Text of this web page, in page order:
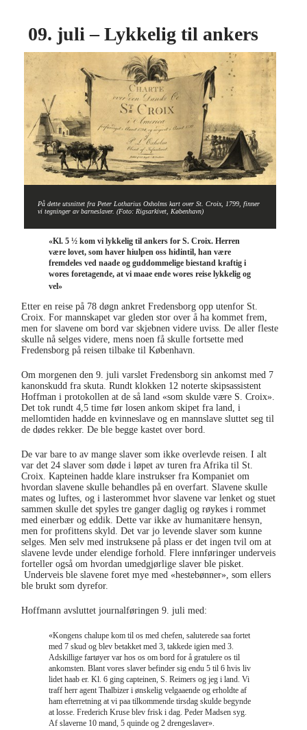
09. juli – Lykkelig til ankers
På dette utsnittet fra Peter Lotharius Oxholms kart over St. Croix, 1799, finner
vi tegninger av barneslaver. (Foto: Rigsarkivet, København)
«Kl. 5 ½ kom vi lykkelig til ankers for S. Croix. Herren
være lovet, som haver hiulpen oss hidintil, han være
fremdeles ved naade og guddommelige biestand kraftig i
wores foretagende, at vi maae ende wores reise lykkelig og
vel»
Etter en reise på 78 døgn ankret Fredensborg opp utenfor St.
Croix. For mannskapet var gleden stor over å ha kommet frem,
men for slavene om bord var skjebnen videre uviss. De aller fleste
skulle nå selges videre, mens noen få skulle fortsette med
Fredensborg på reisen tilbake til København.
Om morgenen den 9. juli varslet Fredensborg sin ankomst med 7
kanonskudd fra skuta. Rundt klokken 12 noterte skipsassistent
Hoffman i protokollen at de så land «som skulde være S. Croix».
Det tok rundt 4,5 time før losen ankom skipet fra land, i
mellomtiden hadde en kvinneslave og en mannslave sluttet seg til
de dødes rekker. De ble begge kastet over bord.
De var bare to av mange slaver som ikke overlevde reisen. I alt
var det 24 slaver som døde i løpet av turen fra Afrika til St.
Croix. Kapteinen hadde klare instrukser fra Kompaniet om
hvordan slavene skulle behandles på en overfart. Slavene skulle
mates og luftes, og i lasterommet hvor slavene var lenket og stuet
sammen skulle det spyles tre ganger daglig og røykes i rommet
med einerbær og eddik. Dette var ikke av humanitære hensyn,
men for profittens skyld. Det var jo levende slaver som kunne
selges. Men selv med instruksene på plass er det ingen tvil om at
slavene levde under elendige forhold. Flere innføringer underveis
forteller også om hvordan umedgjørlige slaver ble pisket.
Underveis ble slavene foret mye med «hestebønner», som ellers
ble brukt som dyrefor.
Hoffmann avsluttet journalføringen 9. juli med:
«Kongens chalupe kom til os med chefen, saluterede saa fortet
med 7 skud og blev betakket med 3, takkede igien med 3.
Adskillige fartøyer var hos os om bord for å gratulere os til
ankomsten. Blant vores slaver befinder sig endu 5 til 6 hvis liv
lidet haab er. Kl. 6 ging capteinen, S. Reimers og jeg i land. Vi
traff herr agent Thalbizer i ønskelig velgaaende og erholdte af
ham efterretning at vi paa tilkommende tirsdag skulde begynde
at losse. Frederich Kruse blev frisk i dag. Peder Madsen syg.
Af slaverne 10 mand, 5 quinde og 2 drengeslaver».